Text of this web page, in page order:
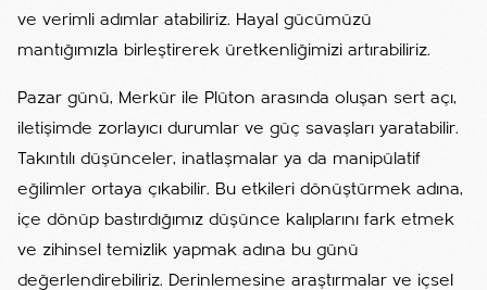
ve verimli adımlar atabiliriz. Hayal gücümüzü
mantığımızla birleştirerek üretkenliğimizi artırabiliriz.
Pazar günü, Merkür ile Plüton arasında oluşan sert açı,
iletişimde zorlayıcı durumlar ve güç savaşları yaratabilir.
Takıntılı düşünceler, inatlaşmalar ya da manipülatif
eğilimler ortaya çıkabilir. Bu etkileri dönüştürmek adına,
içe dönüp bastırdığımız düşünce kalıplarını fark etmek
ve zihinsel temizlik yapmak adına bu günü
değerlendirebiliriz. Derinlemesine araştırmalar ve içsel